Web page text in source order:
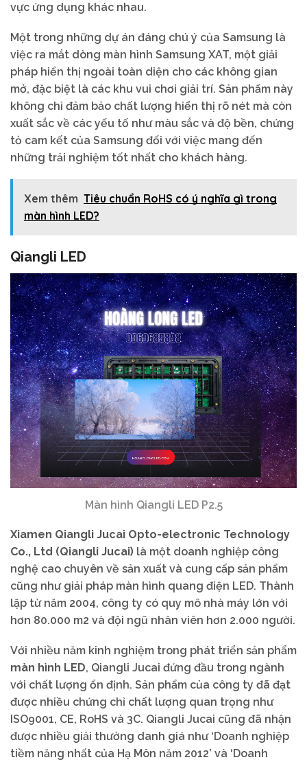
vực ứng dụng khác nhau.
Một trong những dự án đáng chú ý của Samsung là
việc ra mắt dòng màn hình Samsung XAT, một giải
pháp hiển thị ngoài toàn diện cho các không gian
mở, đặc biệt là các khu vui chơi giải trí. Sản phẩm này
không chỉ đảm bảo chất lượng hiển thị rõ nét mà còn
xuất sắc về các yếu tố như màu sắc và độ bền, chứng
tỏ cam kết của Samsung đối với việc mang đến
những trải nghiệm tốt nhất cho khách hàng.
Xem thêm Tiêu chuẩn RoHS có ý nghĩa gì trong
màn hình LED?
Qiangli LED
Màn hình Qiangli LED P2.5
Xiamen Qiangli Jucai Opto-electronic Technology
Co., Ltd (Qiangli Jucai) là một doanh nghiệp công
nghệ cao chuyên về sản xuất và cung cấp sản phẩm
cũng như giải pháp màn hình quang điện LED. Thành
lập từ năm 2004, công ty có quy mô nhà máy lớn với
hơn 80.000 m2 và đội ngũ nhân viên hơn 2.000 người.
Với nhiều năm kinh nghiệm trong phát triển sản phẩm
màn hình LED, Qiangli Jucai đứng đầu trong ngành
với chất lượng ổn định. Sản phẩm của công ty đã đạt
được nhiều chứng chỉ chất lượng quan trọng như
ISO9001, CE, RoHS và 3C. Qiangli Jucai cũng đã nhận
được nhiều giải thưởng danh giá như ‘Doanh nghiệp
tiềm năng nhất của Hạ Môn năm 2012’ và ‘Doanh